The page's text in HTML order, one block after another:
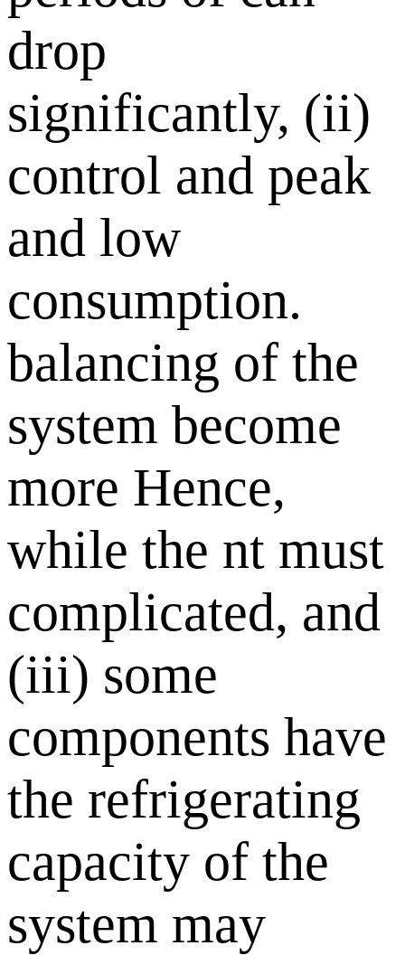
drop
significantly, (ii)
control and peak
and low
consumption.
balancing of the
system become
more Hence,
while the nt must
complicated, and
(iii) some
components have
the refrigerating
capacity of the
system may